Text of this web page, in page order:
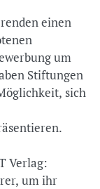
einen
um
Stiftungen
sich
Verlag:
um ihr